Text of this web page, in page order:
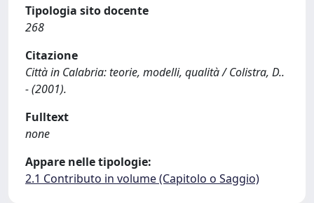
Tipologia sito docente
268
Citazione
Città in Calabria: teorie, modelli, qualità / Colistra, D..
- (2001).
Fulltext
none
Appare nelle tipologie:
2.1 Contributo in volume (Capitolo o Saggio)